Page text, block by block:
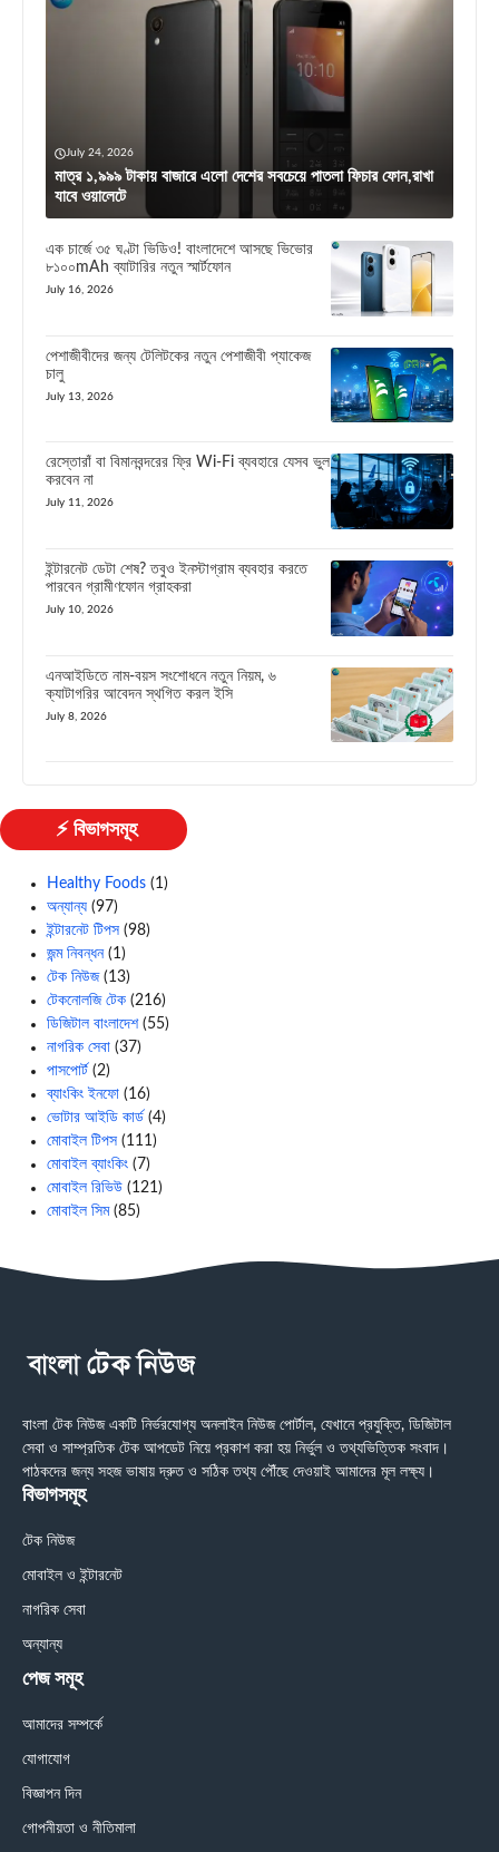
July 24, 2026
মাত্র ১,৯৯৯ টাকায় বাজারে এলো দেশের সবচেয়ে পাতলা ফিচার ফোন,রাখা
যাবে ওয়ালেটে
এক চার্জে ৩৫ ঘণ্টা ভিডিও! বাংলাদেশে আসছে ভিভোর
৮১০০mAh ব্যাটারির নতুন স্মার্টফোন
July 16, 2026
পেশাজীবীদের জন্য টেলিটকের নতুন পেশাজীবী প্যাকেজ
চালু
July 13, 2026
রেস্তোরাঁ বা বিমানবন্দরের ফ্রি Wi-Fi ব্যবহারে যেসব ভুল
করবেন না
July 11, 2026
ইন্টারনেট ডেটা শেষ? তবুও ইনস্টাগ্রাম ব্যবহার করতে
পারবেন গ্রামীণফোন গ্রাহকরা
July 10, 2026
এনআইডিতে নাম-বয়স সংশোধনে নতুন নিয়ম, ৬
ক্যাটাগরির আবেদন স্থগিত করল ইসি
July 8, 2026
⚡ বিভাগসমূহ
Healthy Foods (1)
অন্যান্য (97)
ইন্টারনেট টিপস (98)
জন্ম নিবন্ধন(1)
টেক নিউজ(13)
টেকনোলজি টেক (216)
ডিজিটাল বাংলাদেশ(55)
নাগরিক সেবা (37)
পাসপোর্ট (2)
ব্যাংকিং ইনফো (16)
ভোটার আইডি কার্ড (4)
মোবাইল টিপস (111)
মোবাইল ব্যাংকিং (7)
মোবাইল রিভিউ (121)
মোবাইল সিম(85)
বাংলা টেক নিউজ একটি নির্ভরযোগ্য অনলাইন নিউজ পোর্টাল, যেখানে প্রযুক্তি, ডিজিটাল
সেবা ও সাম্প্রতিক টেক আপডেট নিয়ে প্রকাশ করা হয় নির্ভুল ও তথ্যভিত্তিক সংবাদ।
পাঠকদের জন্য সহজ ভাষায় দ্রুত ও সঠিক তথ্য পৌঁছে দেওয়াই আমাদের মূল লক্ষ্য।
বিভাগসমূহ
টেক নিউজ
মোবাইল ও ইন্টারনেট
নাগরিক সেবা
অন্যান্য
পেজ সমূহ
আমাদের সম্পর্কে
যোগাযোগ
বিজ্ঞাপন দিন
গোপনীয়তা ও নীতিমালা